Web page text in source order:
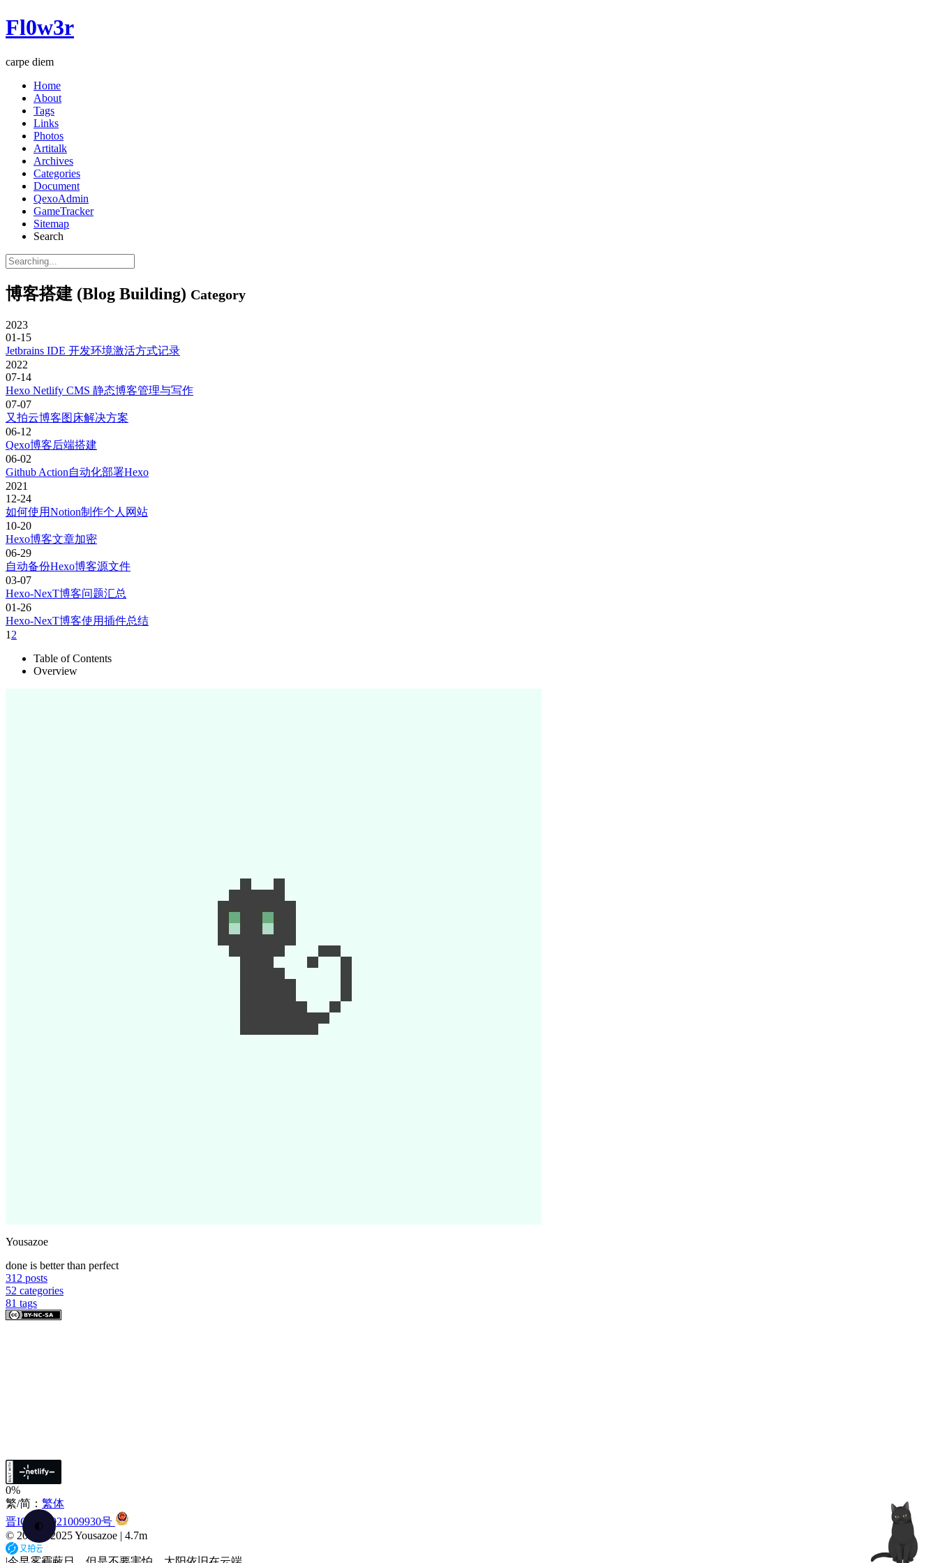
🌓
Fl0w3r
carpe diem
Home
About
Tags
Links
Photos
Artitalk
Archives
Categories
Document
QexoAdmin
GameTracker
Sitemap
Search
博客搭建 (Blog Building) Category
2023
01-15
Jetbrains IDE 开发环境激活方式记录
2022
07-14
Hexo Netlify CMS 静态博客管理与写作
07-07
又拍云博客图床解决方案
06-12
Qexo博客后端搭建
06-02
Github Action自动化部署Hexo
2021
12-24
如何使用Notion制作个人网站
10-20
Hexo博客文章加密
06-29
自动备份Hexo博客源文件
03-07
Hexo-NexT博客问题汇总
01-26
Hexo-NexT博客使用插件总结
1 2
Table of Contents
Overview
Yousazoe
done is better than perfect
312 posts
52 categories
81 tags
0%
繁/简： 繁体
晋ICP备2021009930号
© 2020 – 2025Yousazoe | 4.7m